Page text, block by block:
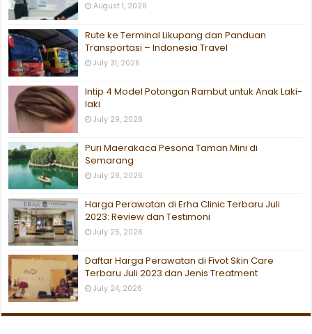
August 1, 2026
Rute ke Terminal Likupang dan Panduan
Transportasi – Indonesia Travel
July 31, 2026
Intip 4 Model Potongan Rambut untuk Anak Laki-
laki
July 29, 2026
Puri Maerakaca Pesona Taman Mini di
Semarang
July 28, 2026
Harga Perawatan di Erha Clinic Terbaru Juli
2023: Review dan Testimoni
July 25, 2026
Daftar Harga Perawatan di Fivot Skin Care
Terbaru Juli 2023 dan Jenis Treatment
July 24, 2026